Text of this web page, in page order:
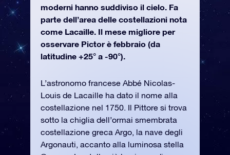
moderni hanno suddiviso il cielo. Fa
parte dell’area delle costellazioni nota
come Lacaille. Il mese migliore per
osservare Pictor è febbraio (da
latitudine +25° a -90°).
L’astronomo francese Abbé Nicolas-
Louis de Lacaille ha dato il nome alla
costellazione nel 1750. Il Pittore si trova
sotto la chiglia dell’ormai smembrata
costellazione greca Argo, la nave degli
Argonauti, accanto alla luminosa stella